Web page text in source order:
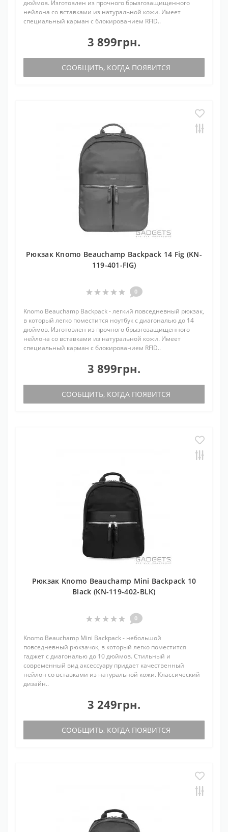
дюймов. Изготовлен из прочного брызгозащищенного
нейлона со вставками из натуральной кожи. Имеет
специальный карман с блокированием RFID..
3 899грн.
СООБЩИТЬ, КОГДА ПОЯВИТСЯ
Рюкзак Knomo Beauchamp Backpack 14 Fig (KN-
119-401-FIG)
0
Knomo Beauchamp Backpack - легкий повседневный рюкзак,
в который легко поместится ноутбук с диагональю до 14
дюймов. Изготовлен из прочного брызгозащищенного
нейлона со вставками из натуральной кожи. Имеет
специальный карман с блокированием RFID..
3 899грн.
СООБЩИТЬ, КОГДА ПОЯВИТСЯ
Рюкзак Knomo Beauchamp Mini Backpack 10
Black (KN-119-402-BLK)
0
Knomo Beauchamp Mini Backpack - небольшой
повседневный рюкзачок, в который легко поместится
гаджет с диагональю до 10 дюймов. Стильный и
современный вид аксессуару придает качественный
нейлон со вставками из натуральной кожи. Классический
дизайн..
3 249грн.
СООБЩИТЬ, КОГДА ПОЯВИТСЯ